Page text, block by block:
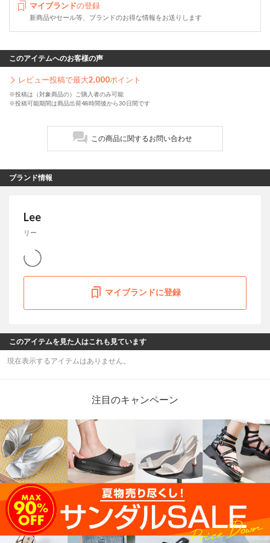
マイブランドの登録
新商品やセール等、ブランドのお得な情報をお送りします
このアイテムへのお客様の声
レビュー投稿で最大2,000ポイント
※投稿は（対象商品の）ご購入者のみ可能
※投稿可能期間は商品出荷48時間後から30日間です
この商品に関するお問い合わせ
ブランド情報
Lee
リー
マイブランドに登録
このアイテムを見た人はこれも見ています
現在表示するアイテムはありません。
注目のキャンペーン